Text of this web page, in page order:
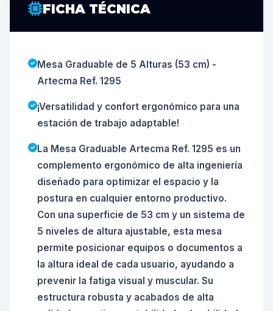
FICHA TÉCNICA
Mesa Graduable de 5 Alturas (53 cm) -
Artecma Ref. 1295
¡Versatilidad y confort ergonómico para una
estación de trabajo adaptable!
La Mesa Graduable Artecma Ref. 1295 es un
complemento ergonómico de alta ingeniería
diseñado para optimizar el espacio y la
postura en cualquier entorno productivo.
Con una superficie de 53 cm y un sistema de
5 niveles de altura ajustable, esta mesa
permite posicionar equipos o documentos a
la altura ideal de cada usuario, ayudando a
prevenir la fatiga visual y muscular. Su
estructura robusta y acabados de alta